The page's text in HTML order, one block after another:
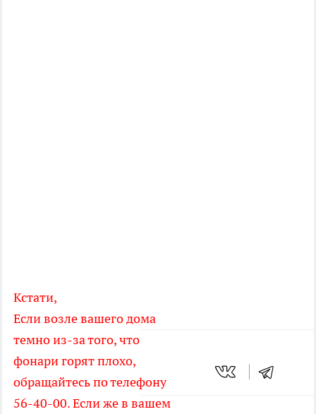
Кстати,
Если возле вашего дома
темно из-за того, что
фонари горят плохо,
обращайтесь по телефону
56-40-00. Если же в вашем